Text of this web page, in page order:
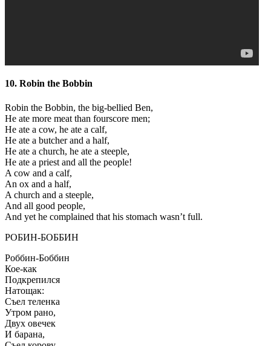
10. Robin the Bobbin
Robin the Bobbin, the big-bellied Ben,
He ate more meat than fourscore men;
He ate a cow, he ate a calf,
He ate a butcher and a half,
He ate a church, he ate a steeple,
He ate a priest and all the people!
A cow and a calf,
An ox and a half,
A church and a steeple,
And all good people,
And yet he complained that his stomach wasn’t full.
РОБИН-БОББИН
Роббин-Боббин
Кое-как
Подкрепился
Натощак:
Съел теленка
Утром рано,
Двух овечек
И барана,